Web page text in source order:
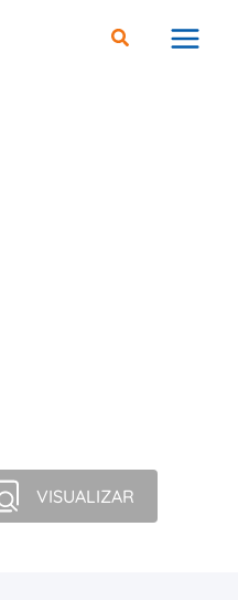
VISUALIZAR